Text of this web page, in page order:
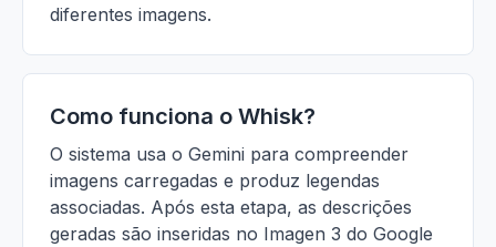
diferentes imagens.
Como funciona o Whisk?
O sistema usa o Gemini para compreender
imagens carregadas e produz legendas
associadas. Após esta etapa, as descrições
geradas são inseridas no Imagen 3 do Google